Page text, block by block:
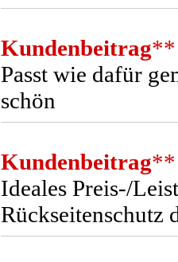
Kundenbeitrag**
Passt wie dafür
schön
Kundenbeitrag**
Ideales Preis-/
Rückseitenschutz